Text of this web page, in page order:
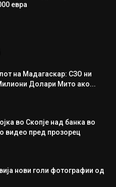
евра
на Мадагаскар: СЗО ни
Долари Мито ако...
во Скопје над банка во
видео пред прозорец
нови голи фотографии од